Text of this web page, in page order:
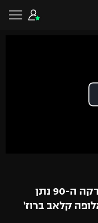
צפו: שער דרמטי של שרי בדקה ה-90 נתן